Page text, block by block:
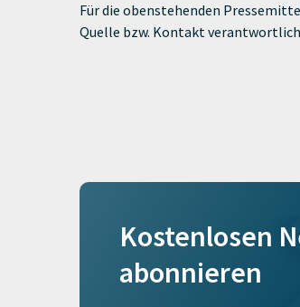
Für die obenstehenden
Quelle bzw. Kontakt
Kostenlosen
abonnieren